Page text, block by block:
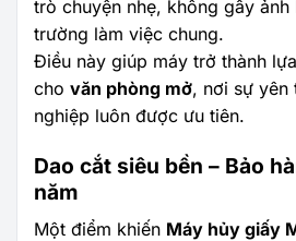
trò chuyện nhẹ, không gây
trường làm việc chung.
Điều này giúp máy trở thành
cho văn phòng mở, nơi sự yên
nghiệp luôn được ưu tiên.
Dao cắt siêu bền – Bảo
năm
Một điểm khiến Máy hủy giấy